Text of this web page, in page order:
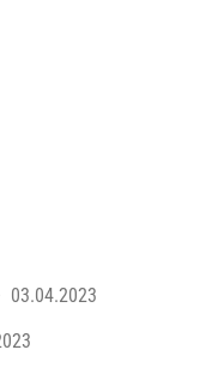
03.04.2023